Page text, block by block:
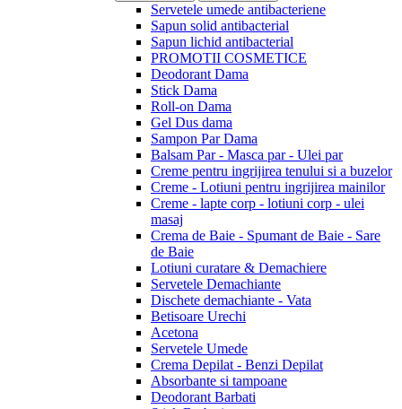
Servetele umede antibacteriene
Sapun solid antibacterial
Sapun lichid antibacterial
PROMOTII COSMETICE
Deodorant Dama
Stick Dama
Roll-on Dama
Gel Dus dama
Sampon Par Dama
Balsam Par - Masca par - Ulei par
Creme pentru ingrijirea tenului si a buzelor
Creme - Lotiuni pentru ingrijirea mainilor
Creme - lapte corp - lotiuni corp - ulei
masaj
Crema de Baie - Spumant de Baie - Sare
de Baie
Lotiuni curatare & Demachiere
Servetele Demachiante
Dischete demachiante - Vata
Betisoare Urechi
Acetona
Servetele Umede
Crema Depilat - Benzi Depilat
Absorbante si tampoane
Deodorant Barbati